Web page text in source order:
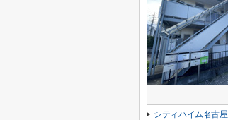
シティハイム名古屋